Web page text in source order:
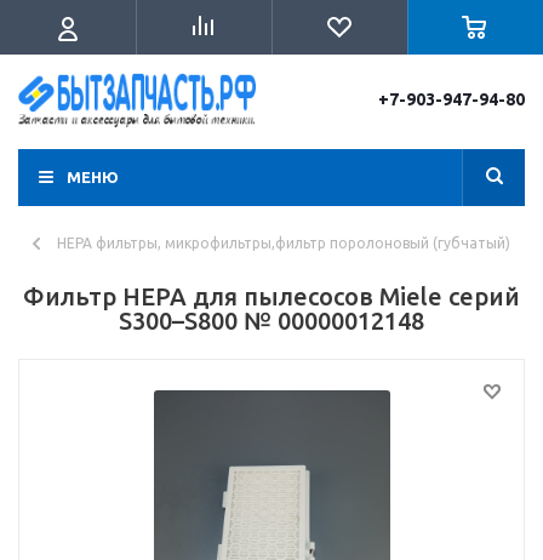
+7-903-947-94-80
МЕНЮ
HEPA фильтры, микрофильтры,фильтр поролоновый (губчатый)
Фильтр HEPA для пылесосов Miele серий
S300–S800 № 00000012148